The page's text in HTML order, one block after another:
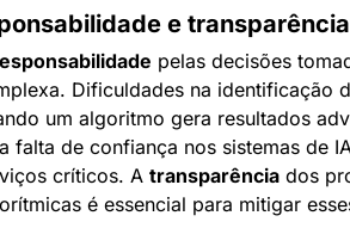
e transparência
pelas decisões
Dificuldades na identificação
um algoritmo gera resultados
falta de confiança nos sistemas de
críticos. A transparência dos
é essencial para mitigar